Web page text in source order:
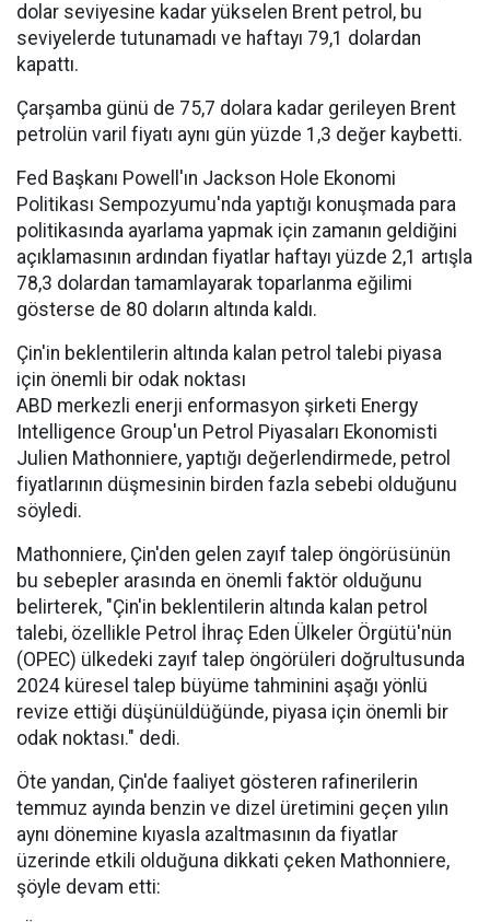
dolar seviyesine kadar yükselen Brent petrol, bu
seviyelerde tutunamadı ve haftayı 79,1 dolardan
kapattı.
Çarşamba günü de 75,7 dolara kadar gerileyen Brent
petrolün varil fiyatı aynı gün yüzde 1,3 değer kaybetti.
Fed Başkanı Powell'ın Jackson Hole Ekonomi
Politikası Sempozyumu'nda yaptığı konuşmada para
politikasında ayarlama yapmak için zamanın geldiğini
açıklamasının ardından fiyatlar haftayı yüzde 2,1 artışla
78,3 dolardan tamamlayarak toparlanma eğilimi
gösterse de 80 doların altında kaldı.
Çin'in beklentilerin altında kalan petrol talebi piyasa
için önemli bir odak noktası
ABD merkezli enerji enformasyon şirketi Energy
Intelligence Group'un Petrol Piyasaları Ekonomisti
Julien Mathonniere, yaptığı değerlendirmede, petrol
fiyatlarının düşmesinin birden fazla sebebi olduğunu
söyledi.
Mathonniere, Çin'den gelen zayıf talep öngörüsünün
bu sebepler arasında en önemli faktör olduğunu
belirterek, "Çin'in beklentilerin altında kalan petrol
talebi, özellikle Petrol İhraç Eden Ülkeler Örgütü'nün
(OPEC) ülkedeki zayıf talep öngörüleri doğrultusunda
2024 küresel talep büyüme tahminini aşağı yönlü
revize ettiği düşünüldüğünde, piyasa için önemli bir
odak noktası." dedi.
Öte yandan, Çin'de faaliyet gösteren rafinerilerin
temmuz ayında benzin ve dizel üretimini geçen yılın
aynı dönemine kıyasla azaltmasının da fiyatlar
üzerinde etkili olduğuna dikkati çeken Mathonniere,
şöyle devam etti: